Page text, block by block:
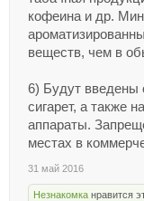
кофеина и др.
веществ, чем в
6) Будут введены
сигарет, а также
аппараты.
местах в
31 май 2016
Незнакомка нравится